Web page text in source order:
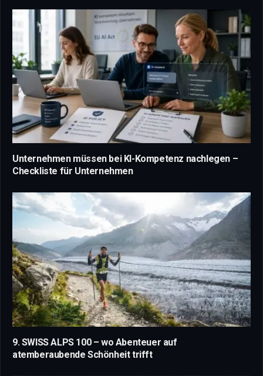
Unternehmen müssen bei KI-Kompetenz nachlegen –
Checkliste für Unternehmen
9. SWISS ALPS 100 – wo Abenteuer auf
atemberaubende Schönheit trifft